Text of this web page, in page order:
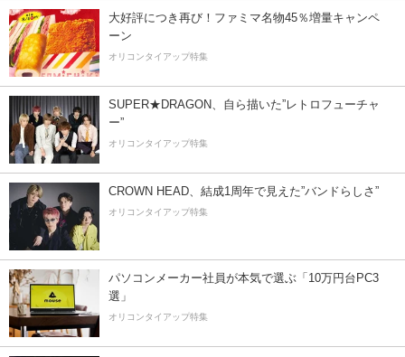
大好評につき再び！ファミマ名物45％増量キャンペ
ーン
オリコンタイアップ特集
SUPER★DRAGON、自ら描いた”レトロフューチャ
ー”
オリコンタイアップ特集
CROWN HEAD、結成1周年で見えた”バンドらしさ”
オリコンタイアップ特集
パソコンメーカー社員が本気で選ぶ「10万円台PC3
選」
オリコンタイアップ特集